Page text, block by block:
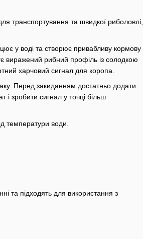
транспортування та швидкої риболовлі,
у воді та створює привабливу кормову
виражений рибний профіль із солодкою
харчовий сигнал для коропа.
Перед закиданням достатньо додати
і зробити сигнал у точці більш
температури води.
та підходять для використання з